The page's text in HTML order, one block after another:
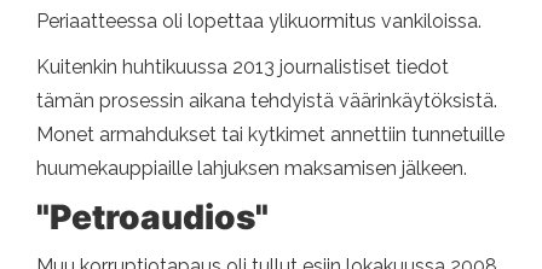
Periaatteessa oli lopettaa ylikuormitus vankiloissa.
Kuitenkin huhtikuussa 2013 journalistiset tiedot
tämän prosessin aikana tehdyistä väärinkäytöksistä.
Monet armahdukset tai kytkimet annettiin tunnetuille
huumekauppiaille lahjuksen maksamisen jälkeen.
"Petroaudios"